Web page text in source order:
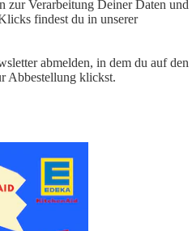
zur Verarbeitung Deiner Daten und
findest du in unserer
abmelden, in dem du auf den
Abbestellung klickst.